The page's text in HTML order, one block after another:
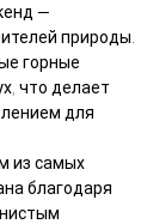
—
природы.
горные
что делает
для
из самых
благодаря